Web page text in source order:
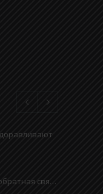
Биофидбек или биологическая обратная связь – метод улучшения привычек мочеиспускания у детей